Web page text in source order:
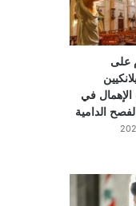
على
في
الدامية